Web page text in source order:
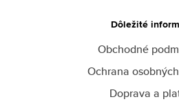
Dôležité
Obchodné
Ochrana
Doprava a